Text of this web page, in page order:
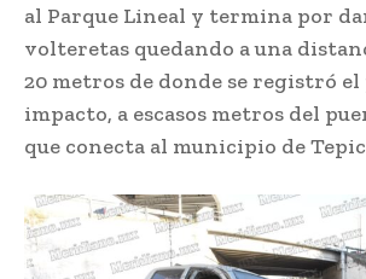
al Parque Lineal y termina por
volteretas quedando a una
20 metros de donde se registró
impacto, a escasos metros del
que conecta al municipio de